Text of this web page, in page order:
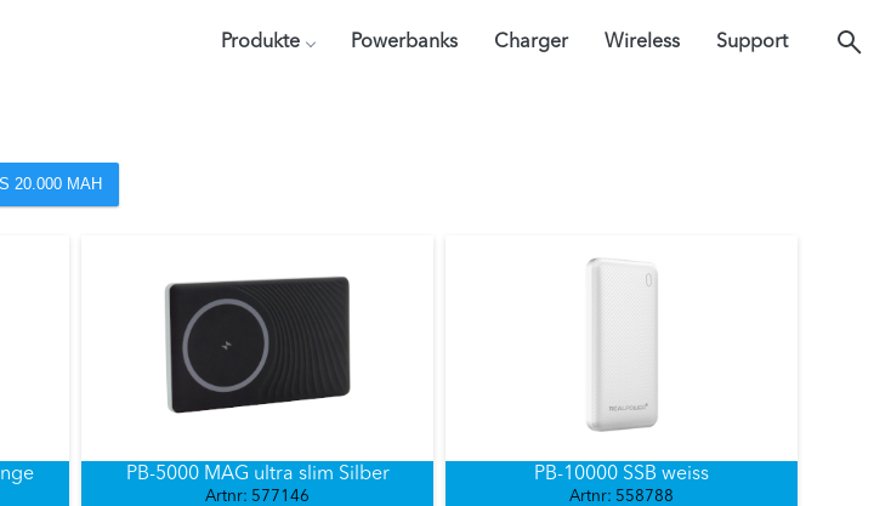
Produkte Powerbanks Charger Wireless Support
20.000 MAH
PB-10000 SSB weiss
Artnr: 558788
PB-5000 MAG ultra slim Silber
Artnr: 577146